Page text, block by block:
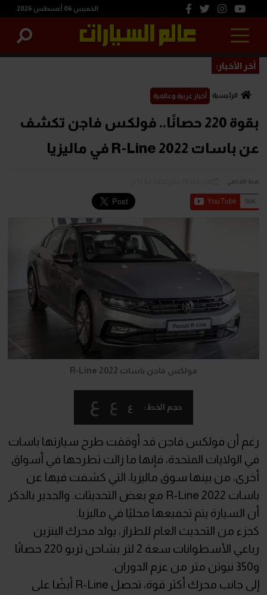
الخميس 06 أغسطس 2026
آخر الأخبار:
الرئيسية أخبار عربية وعالمية
بقوة 220 حصانًا.. فولكس فاجن تكشف
عن باسات R-Line 2022 في ماليزيا
هبة القاضي
فولكس فاجن باسات R-Line 2022
حجم الخط: ع ع ع
رغم أن فولكس فاجن قد أوقفت طرح سيارتها باسات
في الولايات المتحدة، فإنها ما زالت تطرحها في أسواق
أخرى، من بينها سوق ماليزيا، التي كشفت فيها عن
باسات R-Line 2022 مع بعض التحديثات. والجدير بالذكر
أن السيارة يتم تجميعها محليًا في ماليزيا.
كجزء من التحديث العام للطراز، يولد محرك البنزين
رباعي الأسطوانات سعة 2 لتر بشاحن تربو 220 حصانًا
و350 نيوتن متر من عزم الدوران.
إلى جانب محرك أكثر قوة، تحصل R-Line أيضًا على